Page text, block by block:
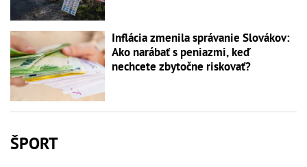
Inflácia zmenila správanie Slovákov:
Ako narábať s peniazmi, keď
nechcete zbytočne riskovať?
ŠPORT